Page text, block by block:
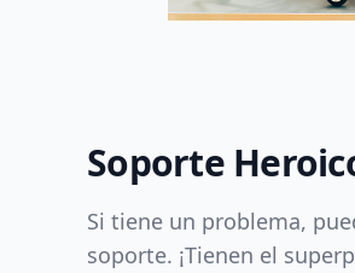
Soporte
Si tiene un problema,
soporte. ¡Tienen el